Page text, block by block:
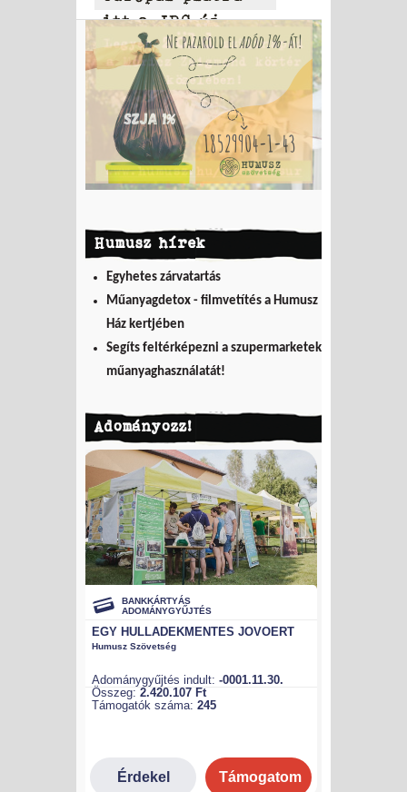
itt a JRC új
modellje, amely
ellenőrzi a
tagállami
adatszolgáltatást
Humusz hírek
Egyhetes zárvatartás
Műanyagdetox - filmvetítés a Humusz
Ház kertjében
Segíts feltérképezni a szupermarketek
műanyaghasználatát!
Adományozz!